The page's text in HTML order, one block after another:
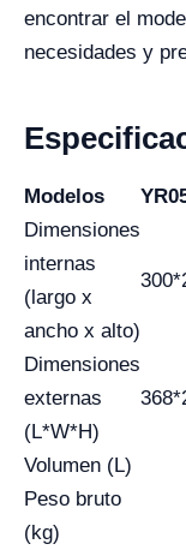
encontrar el
necesidades y
Modelos
Dimensiones
internas
(largo x
ancho x alto)
Dimensiones
externas
(L*W*H)
Volumen (L)
Peso bruto
(kg)